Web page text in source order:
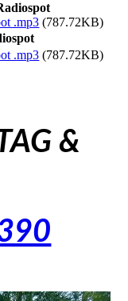
.mp3 (787.72KB)
.mp3 (787.72KB)
&